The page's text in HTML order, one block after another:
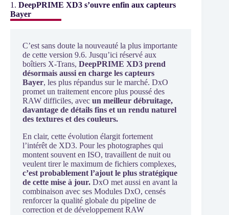
1. DeepPRIME XD3 s’ouvre enfin aux capteurs
Bayer
C’est sans doute la nouveauté la plus importante
de cette version 9.6. Jusqu’ici réservé aux
boîtiers X-Trans, DeepPRIME XD3 prend
désormais aussi en charge les capteurs
Bayer, les plus répandus sur le marché. DxO
promet un traitement encore plus poussé des
RAW difficiles, avec un meilleur débruitage,
davantage de détails fins et un rendu naturel
des textures et des couleurs.
En clair, cette évolution élargit fortement
l’intérêt de XD3. Pour les photographes qui
montent souvent en ISO, travaillent de nuit ou
veulent tirer le maximum de fichiers complexes,
c’est probablement l’ajout le plus stratégique
de cette mise à jour. DxO met aussi en avant la
combinaison avec ses Modules DxO, censés
renforcer la qualité globale du pipeline de
correction et de développement RAW